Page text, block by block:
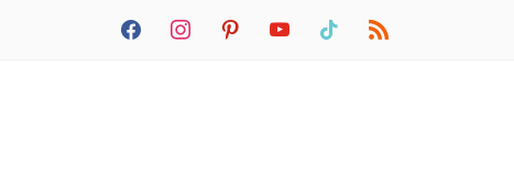
facebookinstagrampinterestyoutube tiktok rss